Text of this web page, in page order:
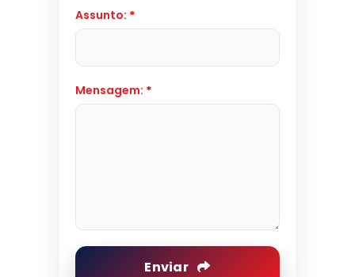
Assunto: *
Mensagem: *
Enviar